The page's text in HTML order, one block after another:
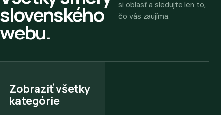
slovenského
webu.
si oblasť a sledujte len to,
čo vás zaujíma.
Zobraziť všetky
kategórie